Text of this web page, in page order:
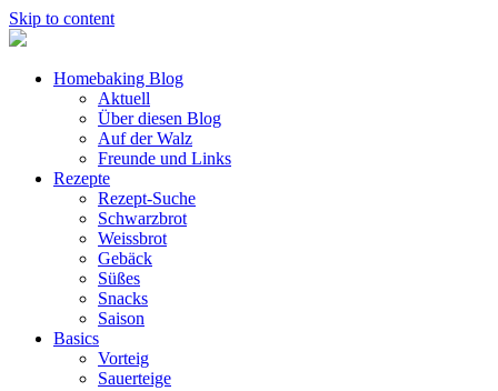
Skip to content
Homebaking Blog
Aktuell
Über diesen Blog
Auf der Walz
Freunde und Links
Rezepte
Rezept-Suche
Schwarzbrot
Weissbrot
Gebäck
Süßes
Snacks
Saison
Basics
Vorteig
Sauerteige